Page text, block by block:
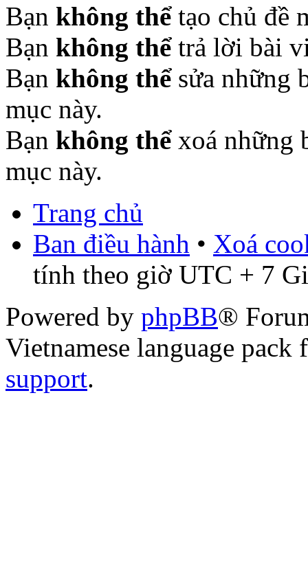
Bạn không thểtạo chủ đề
Bạn không thểtrả lời bài
Bạn không thểsửa những
mục này.
Bạn không thểxoá những
mục này.
Trang chủ
Ban điều hành • Xoá
tính theo giờ UTC + 7
Powered by phpBB®
Vietnamese language
support.